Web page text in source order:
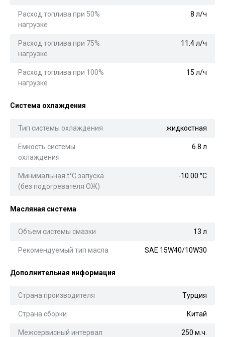
Расход топлива при 50%
нагрузке
8 л/ч
Расход топлива при 75%
нагрузке
11.4 л/ч
Расход топлива при 100%
нагрузке
15 л/ч
Система охлаждения
Тип системы охлаждения жидкостная
Емкость системы
охлаждения
6.8 л
Минимальная t°С запуска
(без подогревателя ОЖ)
-10.00 °С
Масляная система
Объем системы смазки 13 л
Рекомендуемый тип масла SAE 15W40/10W30
Дополнительная информация
Страна производителя Турция
Страна сборки Китай
Межсервисный интервал 250 м.ч.